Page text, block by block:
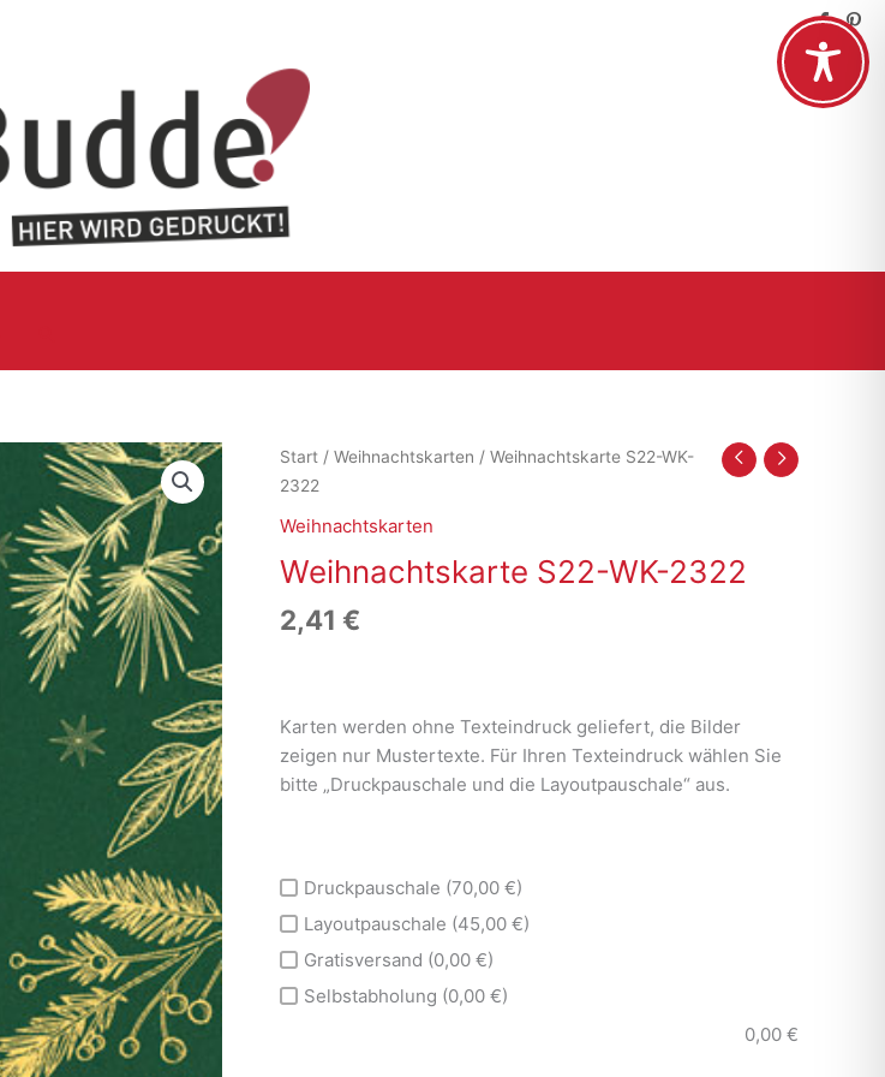
Start / Weihnachtskarten / Weihnachtskarte S22-WK-
2322
Weihnachtskarten
Weihnachtskarte S22-WK-2322
2,41 €
Karten werden ohne Texteindruck geliefert, die Bilder
zeigen nur Mustertexte. Für Ihren Texteindruck wählen Sie
bitte „Druckpauschale und die Layoutpauschale“ aus.
Druckpauschale (70,00 €)
Layoutpauschale (45,00 €)
Gratisversand (0,00 €)
Selbstabholung (0,00 €)
0,00 €